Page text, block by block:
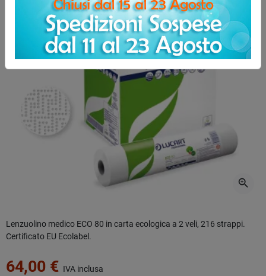
zoom_in
Lenzuolino medico ECO 80 in carta ecologica a 2 veli, 216 strappi.
Certificato EU Ecolabel.
64,00 € IVA inclusa